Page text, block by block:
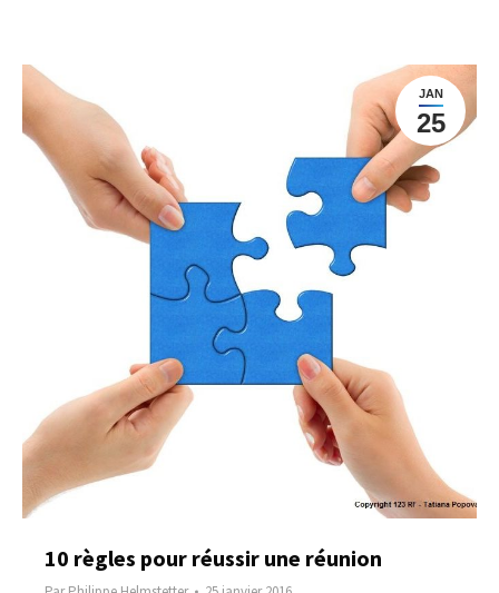
JAN
25
10 règles pour réussir une réunion